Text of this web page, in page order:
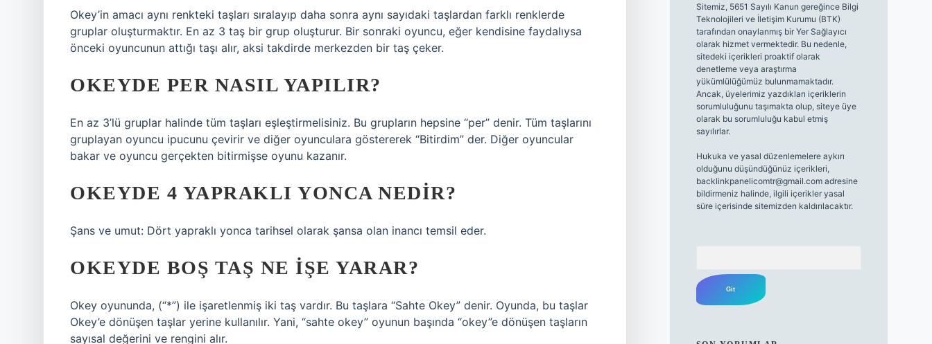
Okey’in amacı aynı renkteki taşları sıralayıp daha sonra aynı sayıdaki taşlardan farklı renklerde
gruplar oluşturmaktır. En az 3 taş bir grup oluşturur. Bir sonraki oyuncu, eğer kendisine faydalıysa
önceki oyuncunun attığı taşı alır, aksi takdirde merkezden bir taş çeker.
OKEYDE PER NASIL YAPILIR?
En az 3’lü gruplar halinde tüm taşları eşleştirmelisiniz. Bu grupların hepsine “per” denir. Tüm taşlarını
gruplayan oyuncu ipucunu çevirir ve diğer oyunculara göstererek “Bitirdim” der. Diğer oyuncular
bakar ve oyuncu gerçekten bitirmişse oyunu kazanır.
OKEYDE 4 YAPRAKLI YONCA NEDIR?
Şans ve umut: Dört yapraklı yonca tarihsel olarak şansa olan inancı temsil eder.
OKEYDE BOŞ TAŞ NE IŞE YARAR?
Okey oyununda, (“*”) ile işaretlenmiş iki taş vardır. Bu taşlara “Sahte Okey” denir. Oyunda, bu taşlar
Okey’e dönüşen taşlar yerine kullanılır. Yani, “sahte okey” oyunun başında “okey”e dönüşen taşların
sayısal değerini ve rengini alır.
Sitemiz, 5651 Sayılı Kanun gereğince Bilgi
Teknolojileri ve İletişim Kurumu (BTK)
tarafından onaylanmış bir Yer Sağlayıcı
olarak hizmet vermektedir. Bu nedenle,
sitedeki içerikleri proaktif olarak
denetleme veya araştırma
yükümlülüğümüz bulunmamaktadır.
Ancak, üyelerimiz yazdıkları içeriklerin
sorumluluğunu taşımakta olup, siteye üye
olarak bu sorumluluğu kabul etmiş
sayılırlar.
Hukuka ve yasal düzenlemelere aykırı
olduğunu düşündüğünüz içerikleri,
backlinkpanelicomtr@gmail.comadresine
bildirmeniz halinde, ilgili içerikler yasal
süre içerisinde sitemizden kaldırılacaktır.